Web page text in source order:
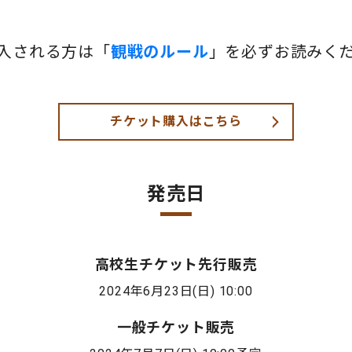
される方は「観戦のルール 」を必ずお読みく
チケット購入はこちら
発売日
高校生チケット先行販売
2024年6月23日(日) 10:00
一般チケット販売